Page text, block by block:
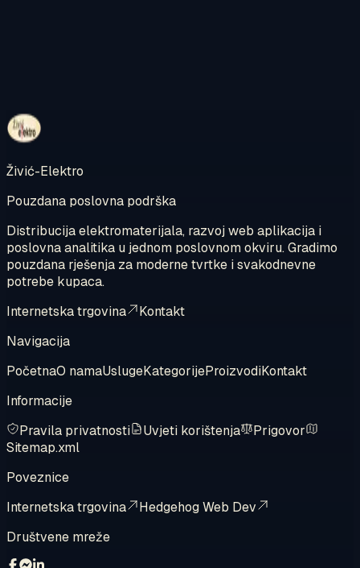
Pregledajte internetsku trgovinu
Živić-Elektro
Pouzdana poslovna podrška
Distribucija elektromaterijala, razvoj web aplikacija i
poslovna analitika u jednom poslovnom okviru. Gradimo
pouzdana rješenja za moderne tvrtke i svakodnevne
potrebe kupaca.
Internetska trgovina
Kontakt
Navigacija
PočetnaO namaUslugeKategorijeProizvodiKontakt
Informacije
Pravila privatnosti
Uvjeti korištenja
Prigovor
Sitemap.xml
Poveznice
Internetska trgovina
Hedgehog Web Dev
Društvene mreže